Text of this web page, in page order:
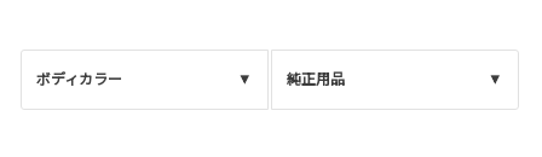
ボディカラー 純正用品